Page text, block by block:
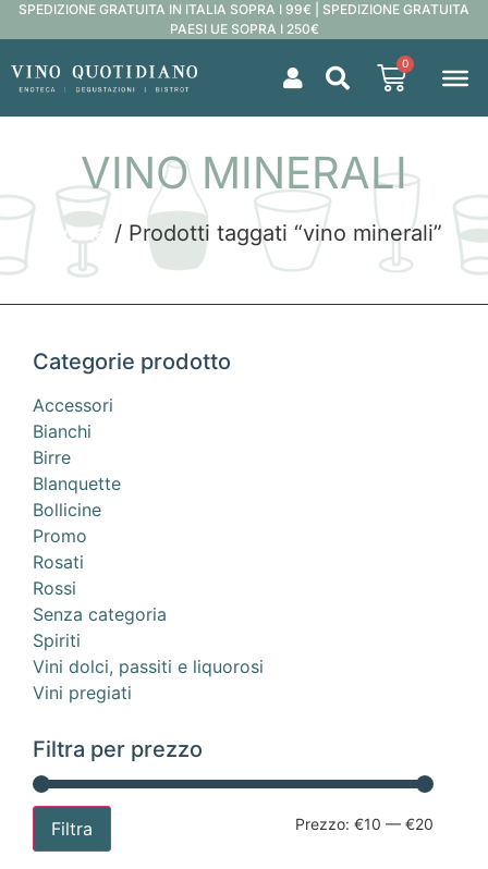
SPEDIZIONE GRATUITA IN ITALIA SOPRA I 99€ | SPEDIZIONE GRATUITA
PAESI UE SOPRA I 250€
0
VINO MINERALI
Home / Prodotti taggati “vino minerali”
Categorie prodotto
Accessori
Bianchi
Birre
Blanquette
Bollicine
Promo
Rosati
Rossi
Senza categoria
Spiriti
Vini dolci, passiti e liquorosi
Vini pregiati
Filtra per prezzo
Filtra Prezzo: €10 — €20